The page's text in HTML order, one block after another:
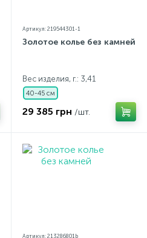
Артикул: 219544301-1
Золотое колье без камней
Вес изделия, г.: 3,41
40-45 см
29 385 грн /шт.
Артикул: 213286801b